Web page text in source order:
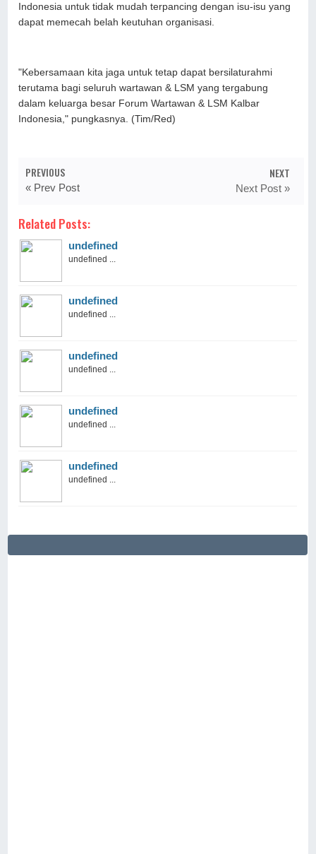
Indonesia untuk tidak mudah terpancing dengan isu-isu yang
dapat memecah belah keutuhan organisasi.
"Kebersamaan kita jaga untuk tetap dapat bersilaturahmi
terutama bagi seluruh wartawan & LSM yang tergabung
dalam keluarga besar Forum Wartawan & LSM Kalbar
Indonesia," pungkasnya. (Tim/Red)
PREVIOUS
« Prev Post
NEXT
Next Post »
Related Posts:
undefined
undefined ...
undefined
undefined ...
undefined
undefined ...
undefined
undefined ...
undefined
undefined ...